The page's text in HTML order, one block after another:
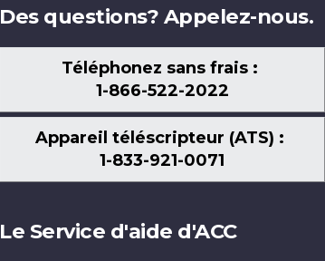
Des questions? Appelez-nous.
Téléphonez sans frais :
1-866-522-2022
Appareil téléscripteur (ATS) :
1-833-921-0071
Le Service d'aide d'ACC